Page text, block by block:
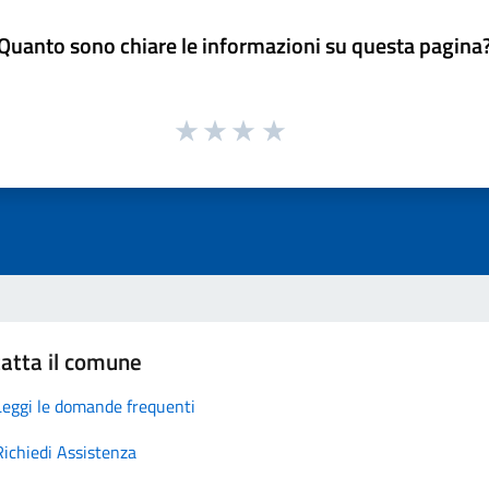
sono chiare le informazioni su questa
il comune
le domande frequenti
Assistenza